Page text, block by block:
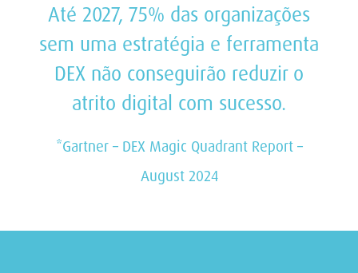
Até 2027, 75% das organizações
sem uma estratégia e ferramenta
DEX não conseguirão reduzir o
atrito digital com sucesso.
*Gartner –DEX Magic Quadrant Report –
August 2024